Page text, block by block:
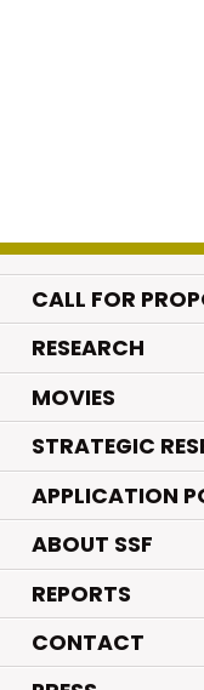
CALL FOR
RESEARCH.
MOVIES.
STRATEGIC
APPLICATION
ABOUT SSF
REPORTS
CONTACT